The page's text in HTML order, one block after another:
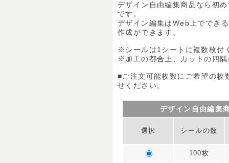
デザイン自由編集商品なら初
です。
デザイン編集はWeb上ででき
作成ができます。
※シールは1シートに複数枚付
※加工の都合上、カットの四
■ご注文可能枚数にご希望の枚
せください。
デザイン自由編集
選択 シールの数
100枚